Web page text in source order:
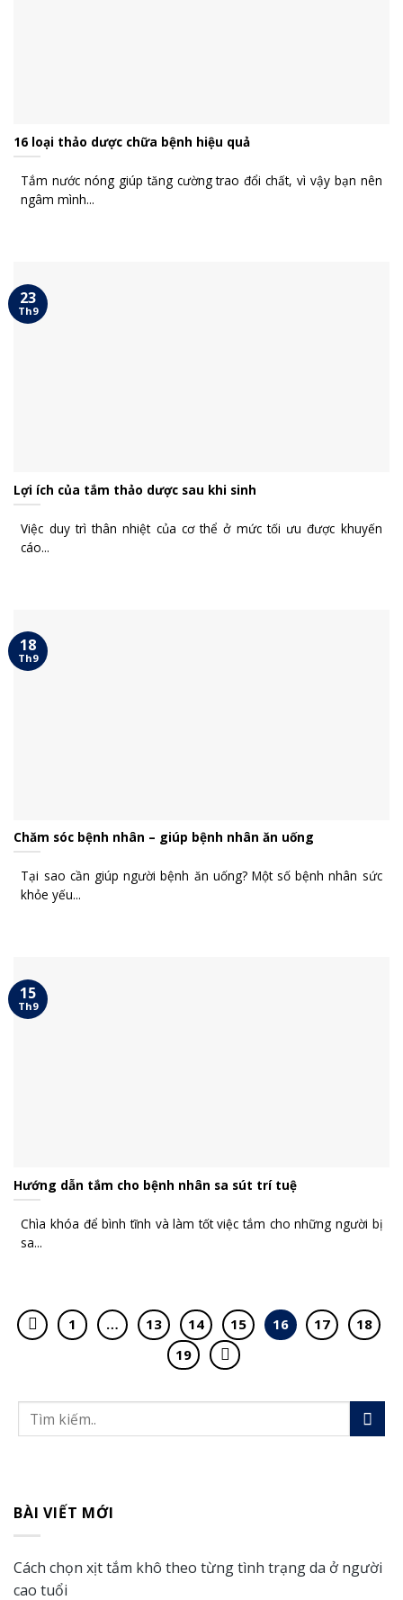
BÀI VIẾT MỚI
Cách chọn xịt tắm khô theo từng tình trạng da ở người
cao tuổi
16 loại thảo dược chữa bệnh hiệu quả
Tắm nước nóng giúp tăng cường trao đổi chất, vì vậy bạn nên
ngâm mình...
Lợi ích của tắm thảo dược sau khi sinh
Việc duy trì thân nhiệt của cơ thể ở mức tối ưu được khuyến
cáo...
23
Th9
Chăm sóc bệnh nhân – giúp bệnh nhân ăn uống
Tại sao cần giúp người bệnh ăn uống? Một số bệnh nhân sức
khỏe yếu...
18
Th9
Hướng dẫn tắm cho bệnh nhân sa sút trí tuệ
Chìa khóa để bình tĩnh và làm tốt việc tắm cho những người bị
sa...
15
Th9
1 … 13 14 15 16 17
18
19